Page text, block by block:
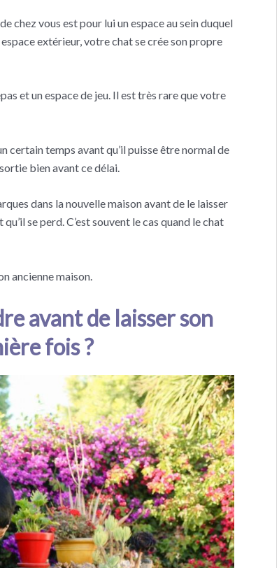
chez vous est pour lui un espace au sein duquel
extérieur, votre chat se crée son propre
et un espace de jeu. Il est très rare que votre
certain temps avant qu’il puisse être normal de
bien avant ce délai.
dans la nouvelle maison avant de le laisser
se perd. C’est souvent le cas quand le chat
ancienne maison.
avant de laisser son
fois ?